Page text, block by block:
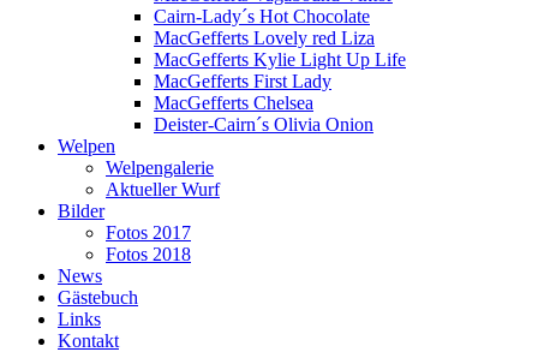
Cairn-Lady´s Hot Chocolate
MacGefferts Lovely red Liza
MacGefferts Kylie Light Up Life
MacGefferts First Lady
MacGefferts Chelsea
Deister-Cairn´s Olivia Onion
Welpen
Welpengalerie
Aktueller Wurf
Bilder
Fotos 2017
Fotos 2018
News
Gästebuch
Links
Kontakt